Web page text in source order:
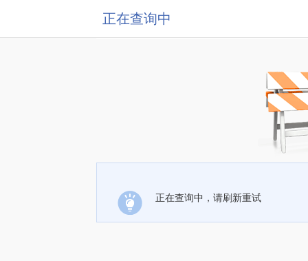
正在查询中
正在查询中，请刷新重试